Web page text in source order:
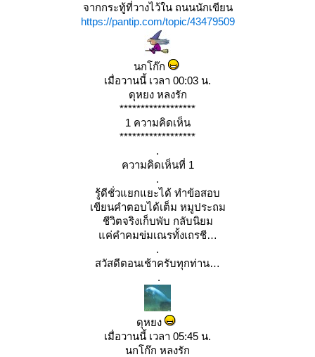
จากกระทู้ที่วางไว้ใน ถนนนักเขียน
https://pantip.com/topic/43479509
นกโก๊ก
เมื่อวานนี้ เวลา 00:03 น.
ดุหยง หลงรัก
******************
1 ความคิดเห็น
******************
.
ความคิดเห็นที่ 1
.
รู้ดีชั่วแยกแยะได้ ทำข้อสอบ
เขียนคำตอบได้เต็ม หมูประถม
ชีวิตจริงเก็บพับ กลับนิยม
ค่คำคมข่มเณรทั้งเถรชี
.
สวัสดีตอนเช้าครับทุกท่าน
.
ดุหยง
เมื่อวานนี้ เวลา 05:45 น.
นกโก๊ก หลงรัก